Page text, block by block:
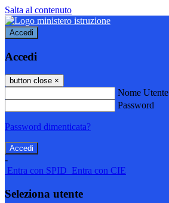
Salta al contenuto
Accedi
Accedi
button close ×
Nome Utente
Password
Password dimenticata?
-
Entra con SPID Entra con CIE
Seleziona utente